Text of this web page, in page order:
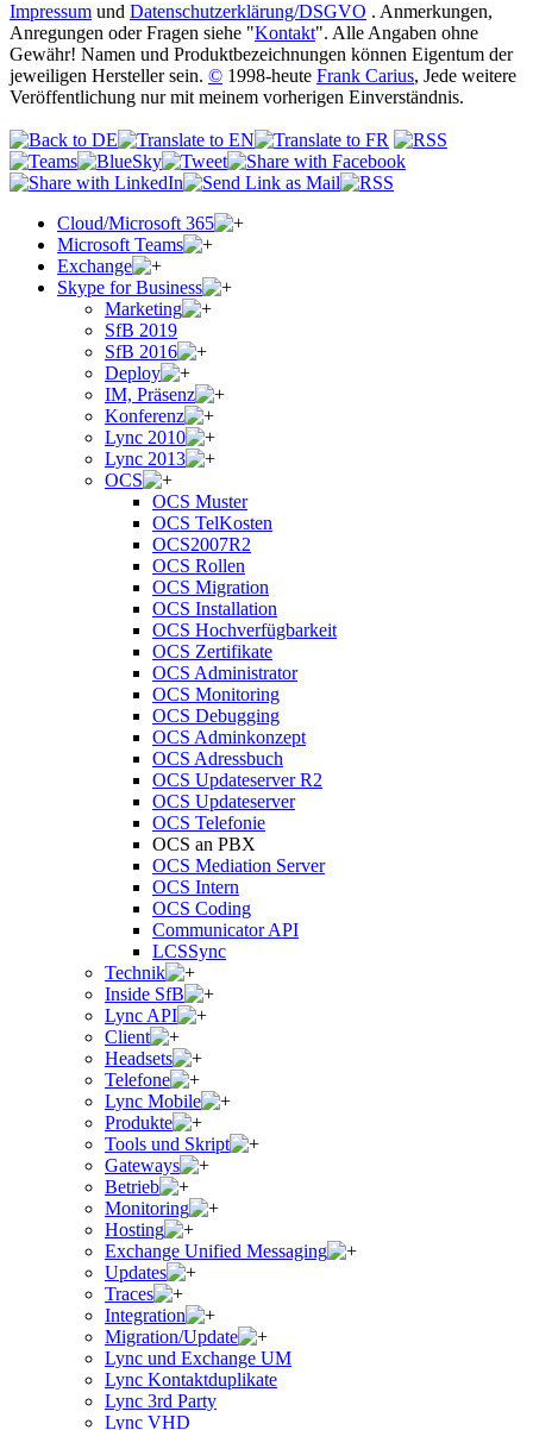
Impressum und Datenschutzerklärung/DSGVO . Anmerkungen,
Anregungen oder Fragen siehe "Kontakt". Alle Angaben ohne
Gewähr! Namen und Produktbezeichnungen können Eigentum der
jeweiligen Hersteller sein. © 1998-heute Frank Carius, Jede weitere
Veröffentlichung nur mit meinem vorherigen Einverständnis.
Cloud/Microsoft 365
Microsoft Teams
Exchange
Skype for Business
Marketing
SfB 2019
SfB 2016
Deploy
IM, Präsenz
Konferenz
Lync 2010
Lync 2013
OCS
OCS Muster
OCS TelKosten
OCS2007R2
OCS Rollen
OCS Migration
OCS Installation
OCS Hochverfügbarkeit
OCS Zertifikate
OCS Administrator
OCS Monitoring
OCS Debugging
OCS Adminkonzept
OCS Adressbuch
OCS Updateserver R2
OCS Updateserver
OCS Telefonie
OCS an PBX
OCS Mediation Server
OCS Intern
OCS Coding
Communicator API
LCSSync
Technik
Inside SfB
Lync API
Client
Headsets
Telefone
Lync Mobile
Produkte
Tools und Skript
Gateways
Betrieb
Monitoring
Hosting
Exchange Unified Messaging
Updates
Traces
Integration
Migration/Update
Lync und Exchange UM
Lync Kontaktduplikate
Lync 3rd Party
Lync VHD